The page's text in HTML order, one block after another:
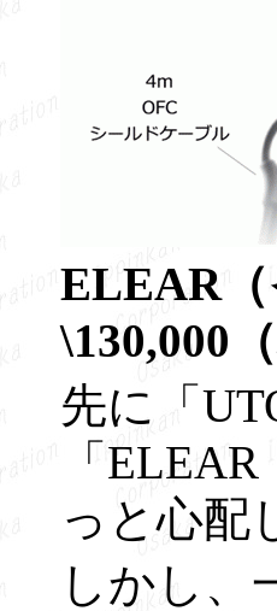
ELEAR
\130,000
先に「
「
っと心配
しかし、